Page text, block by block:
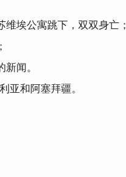
埃公寓跳下，双双身亡；
闻。
亚和阿塞拜疆。